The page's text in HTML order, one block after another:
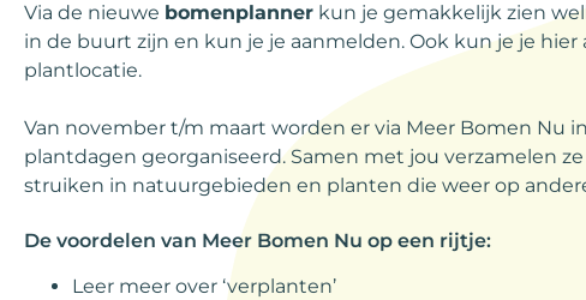
Via de nieuwe bomenplanner kun je gemakkelijk zien
in de buurt zijn en kun je je aanmelden. Ook kun je je hier
plantlocatie.
Van november t/m maart worden er via Meer Bomen Nu
plantdagen georganiseerd. Samen met jou verzamelen
struiken in natuurgebieden en planten die weer op
De voordelen van Meer Bomen Nu op een rijtje:
Leer meer over ‘verplanten’